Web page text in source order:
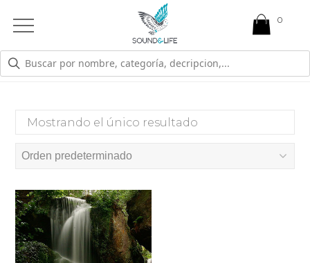
Open
Menu
29
Mostrando el único resultado
0